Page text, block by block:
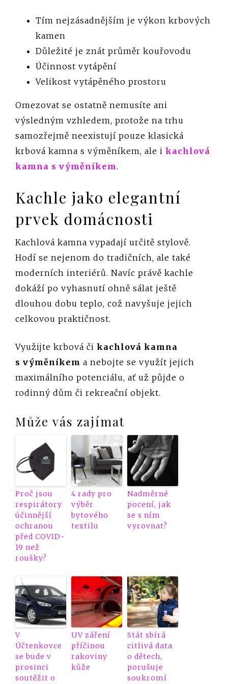
Tím nejzásadnějším je výkon krbových
kamen
Důležité je znát průměr kouřovodu
Účinnost vytápění
Velikost vytápěného prostoru
Omezovat se ostatně nemusíte ani
výsledným vzhledem, protože na trhu
samozřejmě neexistují pouze klasická
krbová kamna s výměníkem, ale i kachlová
kamna s výměníkem.
Kachle jako elegantní
prvek domácnosti
Kachlová kamna vypadají určitě stylově.
Hodí se nejenom do tradičních, ale také
moderních interiérů. Navíc právě kachle
dokáží po vyhasnutí ohně sálat ještě
dlouhou dobu teplo, což navyšuje jejich
celkovou praktičnost.
Využijte krbová či kachlová kamna
s výměníkem a nebojte se využít jejich
maximálního potenciálu, ať už půjde o
rodinný dům či rekreační objekt.
Může vás zajímat
Proč jsou
respirátory
účinnější
ochranou
před COVID-
19 než
roušky?
4 rady pro
výběr
bytového
textilu
Nadměrné
pocení, jak
se s ním
vyrovnat?
V
Účtenkovce
se bude v
prosinci
soutěžit o
UV záření
příčinou
rakoviny
kůže
Stát sbírá
citlivá data
o dětech,
porušuje
soukromí